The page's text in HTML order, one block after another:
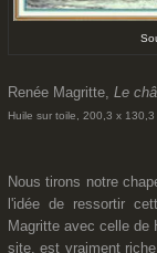
Renée Magritte, Le
Huile sur toile, 200,3 x
Nous tirons notre
l'idée de ressortir
Magritte avec celle de
site, est vraiment